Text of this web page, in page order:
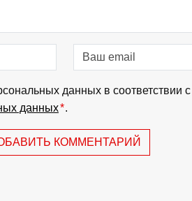
данных в соответствии с
данных*.
КОММЕНТАРИЙ